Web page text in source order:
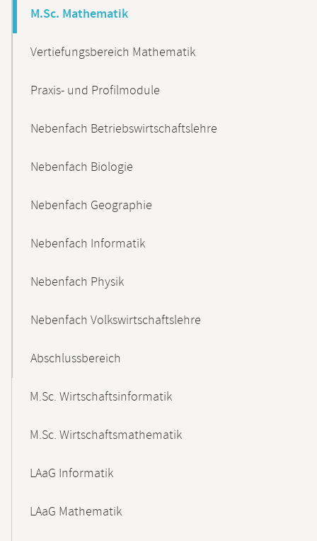
M.Sc. Mathematik
Vertiefungsbereich Mathematik
Praxis- und Profilmodule
Nebenfach Betriebswirtschaftslehre
Nebenfach Biologie
Nebenfach Geographie
Nebenfach Informatik
Nebenfach Physik
Nebenfach Volkswirtschaftslehre
Abschlussbereich
M.Sc. Wirtschaftsinformatik
M.Sc. Wirtschaftsmathematik
LAaG Informatik
LAaG Mathematik